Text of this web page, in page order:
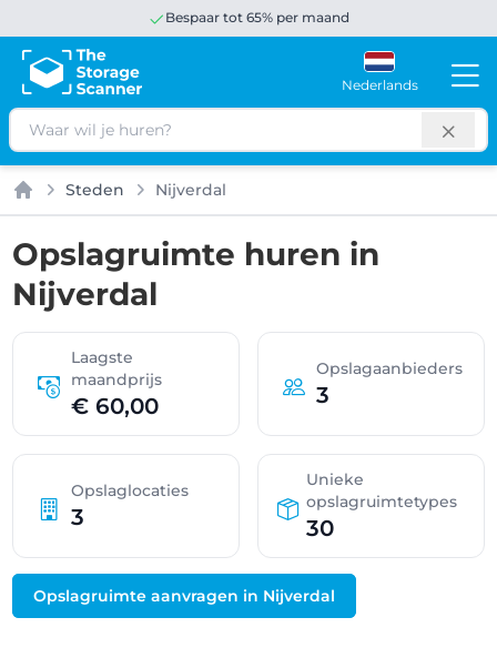
Bespaar tot 65% per maand
Nederlands
Zoeken
Home
Steden Nijverdal
Opslagruimte huren in
Nijverdal
Laagste
maandprijs
€ 60,00
Opslagaanbieders
3
Opslaglocaties
3
Unieke
opslagruimtetypes
30
Opslagruimte aanvragen in Nijverdal